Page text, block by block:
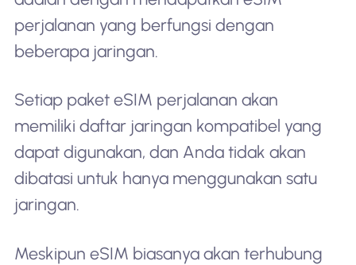
perjalanan yang berfungsi dengan
beberapa jaringan.
Setiap paket eSIM perjalanan akan
memiliki daftar jaringan kompatibel yang
dapat digunakan, dan Anda tidak akan
dibatasi untuk hanya menggunakan satu
jaringan.
Meskipun eSIM biasanya akan terhubung